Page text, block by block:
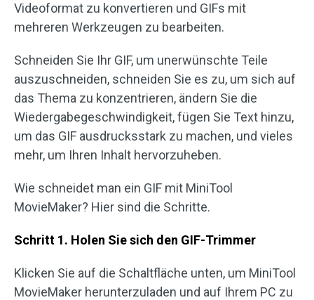
Videoformat zu konvertieren und GIFs mit
mehreren Werkzeugen zu bearbeiten.
Schneiden Sie Ihr GIF, um unerwünschte Teile
auszuschneiden, schneiden Sie es zu, um sich auf
das Thema zu konzentrieren, ändern Sie die
Wiedergabegeschwindigkeit, fügen Sie Text hinzu,
um das GIF ausdrucksstark zu machen, und vieles
mehr, um Ihren Inhalt hervorzuheben.
Wie schneidet man ein GIF mit MiniTool
MovieMaker? Hier sind die Schritte.
Schritt 1. Holen Sie sich den GIF-Trimmer
Klicken Sie auf die Schaltfläche unten, um MiniTool
MovieMaker herunterzuladen und auf Ihrem PC zu